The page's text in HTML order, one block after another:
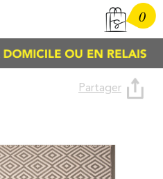
0
Partager